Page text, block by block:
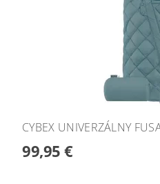
CYBEX UNIVERZÁLNY
99,95 €